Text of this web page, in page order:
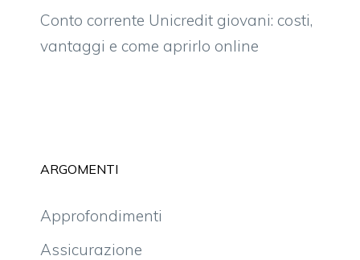
Conto corrente Unicredit giovani: costi,
vantaggi e come aprirlo online
ARGOMENTI
Approfondimenti
Assicurazione